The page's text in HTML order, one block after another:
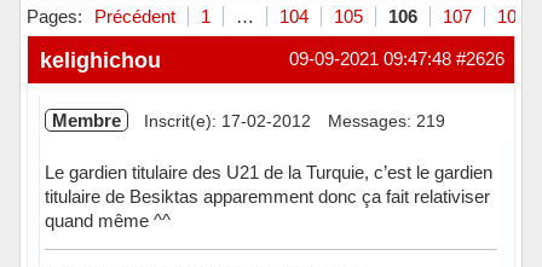
Pages: Précédent 1 … 104 105 106 107 108
#2626
09-09-2021 09:47:48
kelighichou
Membre Inscrit(e): 17-02-2012 Messages: 219
Le gardien titulaire des U21 de la Turquie, c’est le gardien
titulaire de Besiktas apparemment donc ça fait relativiser
quand même ^^